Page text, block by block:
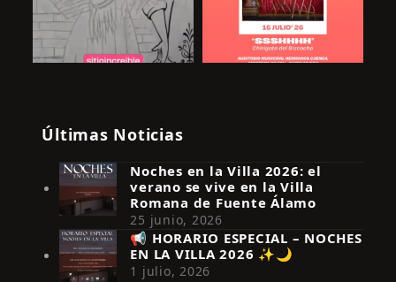
Síguenos en Instagram
Últimas Noticias
Noches en la Villa 2026: el
verano se vive en la Villa
Romana de Fuente Álamo
25 junio, 2026
📢 HORARIO ESPECIAL – NOCHES
EN LA VILLA 2026 ✨🌙
1 julio, 2026